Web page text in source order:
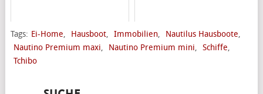
Tags: Ei-Home, Hausboot, Immobilien, Nautilus Hausboote,
Nautino Premium maxi, Nautino Premium mini, Schiffe,
Tchibo